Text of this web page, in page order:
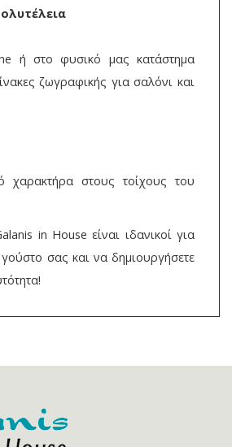
ή στο φυσικό μας κατάστημα
ζωγραφικής για σαλόνι και
χαρακτήρα στους τοίχους του
in House είναι ιδανικοί για
σας και να δημιουργήσετε